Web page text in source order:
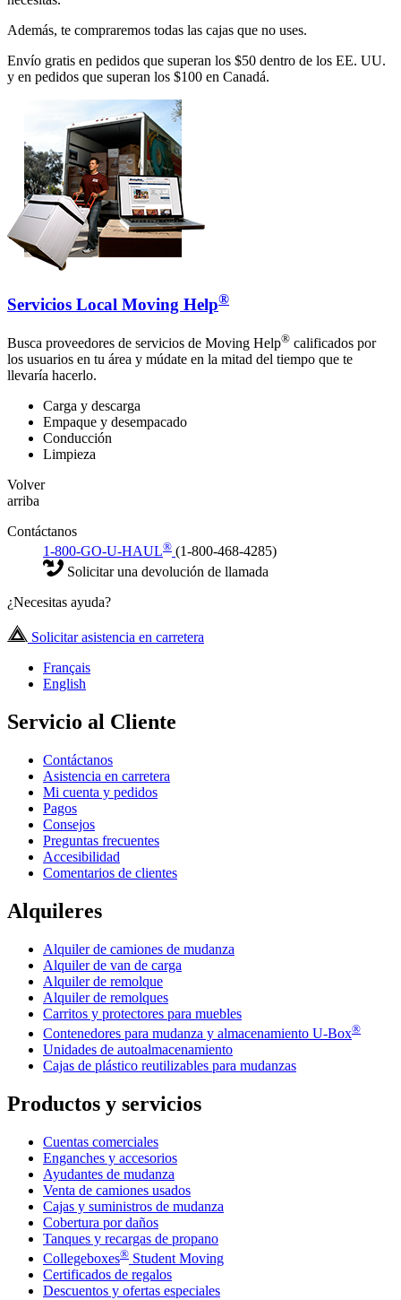
Además, te compraremos todas las cajas que no uses.
Envío gratis en pedidos que superan los $50 dentro de los EE. UU.
y en pedidos que superan los $100 en Canadá.
Servicios Local Moving Help®
Busca proveedores de servicios de Moving Help® calificados por
los usuarios en tu área y múdate en la mitad del tiempo que te
llevaría hacerlo.
Carga y descarga
Empaque y desempacado
Conducción
Limpieza
Volver
arriba
Contáctanos
1-800-GO-U-HAUL® (1-800-468-4285)
Solicitar una devolución de llamada
¿Necesitas ayuda?
Solicitar asistencia en carretera
Français
English
Servicio al Cliente
Contáctanos
Asistencia en carretera
Mi cuenta y pedidos
Pagos
Consejos
Preguntas frecuentes
Accesibilidad
Comentarios de clientes
Alquileres
Alquiler de camiones de mudanza
Alquiler de van de carga
Alquiler de remolque
Alquiler de remolques
Carritos y protectores para muebles
Contenedores para mudanza y almacenamiento U-Box®
Unidades de autoalmacenamiento
Cajas de plástico reutilizables para mudanzas
Productos y servicios
Cuentas comerciales
Enganches y accesorios
Ayudantes de mudanza
Venta de camiones usados
Cajas y suministros de mudanza
Cobertura por daños
Tanques y recargas de propano
Collegeboxes® Student Moving
Certificados de regalos
Descuentos y ofertas especiales